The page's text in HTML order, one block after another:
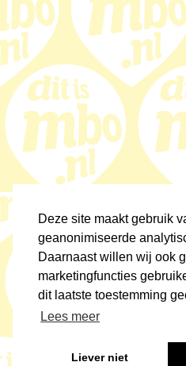
Deze site maakt gebruik
geanonimiseerde
Daarnaast willen wij ook
marketingfuncties
dit laatste toestemming
Lees meer
Liever niet